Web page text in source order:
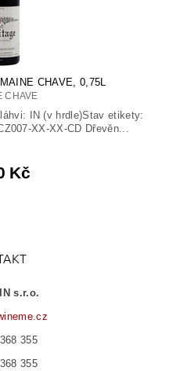
CHAVE, 0,75L
CHAVE
IN (v hrdle)Stav etikety:
XX-XX-CD Dřevěn...
Kč
s.r.o.
355
355